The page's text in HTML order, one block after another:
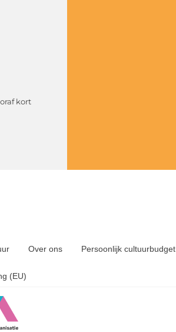
kort
Over ons Persoonlijk cultuurbudget
(EU)